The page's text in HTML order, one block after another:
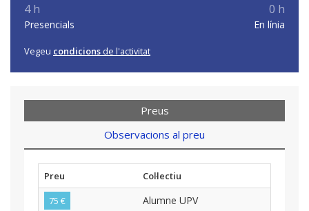
4 h
Presencials
0 h
En línia
Vegeu condicions de l'activitat
Preus
Observacions al preu
Preu
Col·lectiu
75 €
Alumne UPV